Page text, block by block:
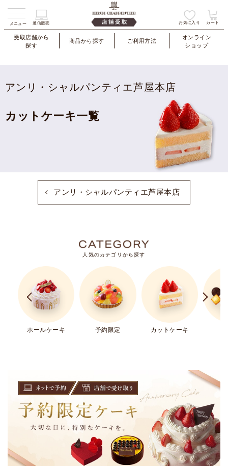
メニュー 通信販売 お気に入り カート
受取店舗から
探す
商品から探す ご利用方法
オンライン
ショップ
アンリ・シャルパンティエ芦屋本店
カットケーキ一覧
アンリ・シャルパンティエ芦屋本店
人気のカテゴリから探す
ホールケーキ 予約限定 カットケーキ